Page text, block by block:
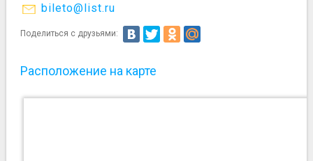
bileto@list.ru
Поделиться с друзьями:
Расположение на карте